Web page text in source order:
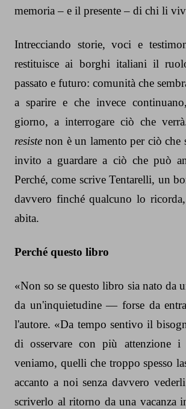
memoria – e il presente – di chi li
Intrecciando storie, voci e
restituisce ai borghi italiani il
passato e futuro: comunità che
a sparire e che invece
giorno, a interrogare ciò che
resiste non è un lamento per ciò che
invito a guardare a ciò che può
Perché, come scrive Tentarelli, un
davvero finché qualcuno lo
abita.
Perché questo libro
«Non so se questo libro sia nato da
da un'inquietudine — forse da
l'autore. «Da tempo sentivo il
di osservare con più attenzione
veniamo, quelli che troppo spesso
accanto a noi senza davvero
scriverlo al ritorno da una vacanza